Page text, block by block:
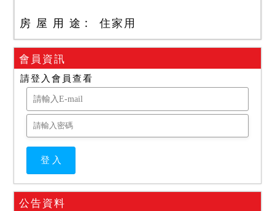
房 屋 用 途 住家用
會員資訊
請登入會員查看
公告資料